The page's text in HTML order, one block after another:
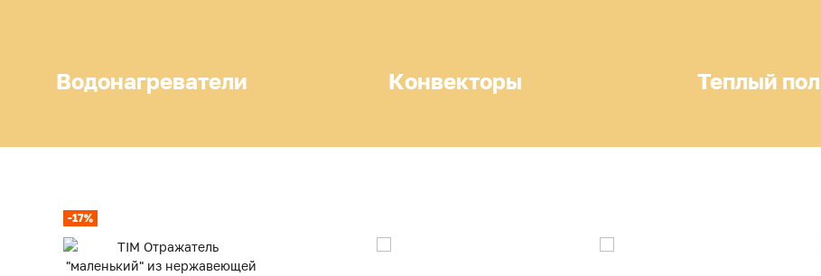
Водонагреватели Конвекторы Теплый пол
-17%